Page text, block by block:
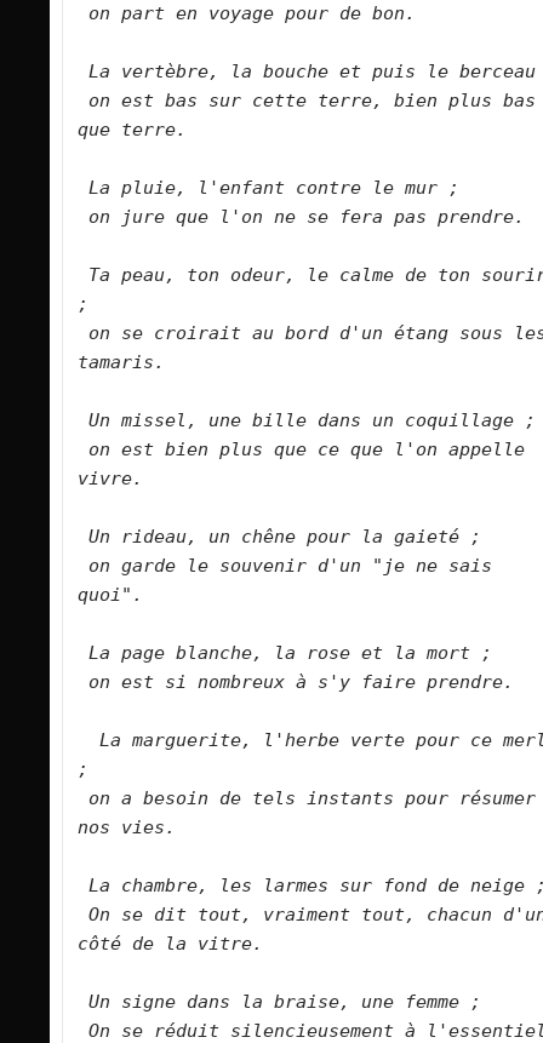
on part en voyage pour de bon.
La vertèbre, la bouche et puis le
on est bas sur cette terre, bien plus bas
que terre.
La pluie, l'enfant contre le mur ;
on jure que l'on ne se fera pas prendre.
Ta peau, ton odeur, le calme de ton
;
on se croirait au bord d'un étang sous
tamaris.
Un missel, une bille dans un coquillage ;
on est bien plus que ce que l'on appelle
vivre.
Un rideau, un chêne pour la gaieté ;
on garde le souvenir d'un "je ne sais
quoi".
La page blanche, la rose et la mort ;
on est si nombreux à s'y faire prendre.
La marguerite, l'herbe verte pour ce
;
on a besoin de tels instants pour résumer
nos vies.
La chambre, les larmes sur fond de neige
On se dit tout, vraiment tout, chacun
côté de la vitre.
Un signe dans la braise, une femme ;
On se réduit silencieusement à